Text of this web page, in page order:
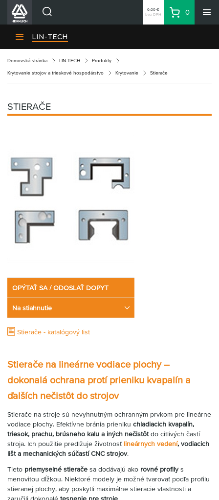
Divízie HENNLICH
Kariéra
Kontakty
Nákupný zoznam
Partner
0,00 €
bez DPH
Košík
0
LIN-TECH
Domovská stránka LIN-TECH Produkty
Krytovanie strojov a trieskové hospodárstvo Krytovanie Stierače
STIERAČE
OPÝTAŤ SA / ODOSLAŤ DOPYT
Na stiahnutie
Stierače - katalógový list
Stierače na lineárne vodiace plochy –
dokonalá ochrana protí prieniku kvapalín a
ďalších nečistôt do strojov
Stierače na stroje sú nevyhnutným ochranným prvkom pre lineárne
vodiace plochy. Efektívne bránia prieniku chladiacich kvapalín,
triesok, prachu, brúsneho kalu a iných nečistôtdo citlivých častí
stroja. Ich použitie predlžuje životnosť lineárnych vedení, vodiacich
lišt a mechanických súčastí CNC strojov.
Tieto priemyselné stierače sa dodávajú ako rovné profilys
menovitou dĺžkou. Niektoré modely je možné tvarovať podľa profilu
stieranej plochy, aby poskytli maximálne stieracie vlastnosti a